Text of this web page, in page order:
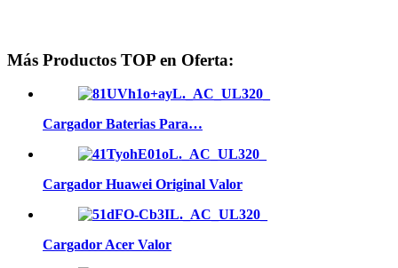
Más Productos TOP en Oferta:
Cargador Baterias Para…
Cargador Huawei Original Valor
Cargador Acer Valor